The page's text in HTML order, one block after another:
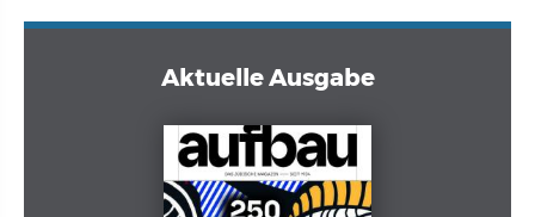
Aktuelle Ausgabe